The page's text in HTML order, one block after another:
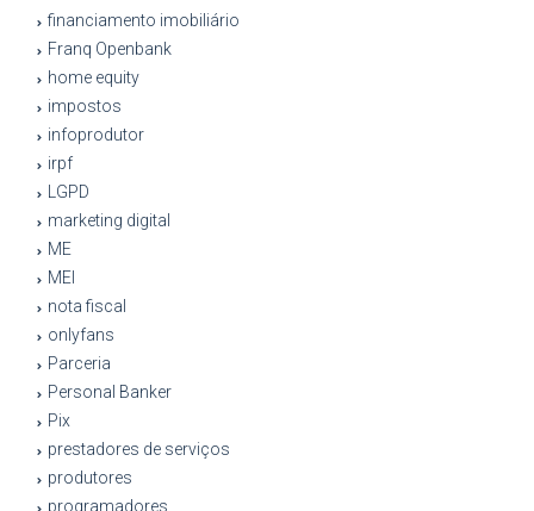
financiamento imobiliário
Franq Openbank
home equity
impostos
infoprodutor
irpf
LGPD
marketing digital
ME
MEI
nota fiscal
onlyfans
Parceria
Personal Banker
Pix
prestadores de serviços
produtores
programadores